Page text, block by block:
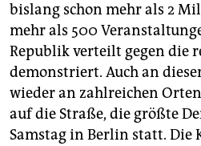
bislang schon mehr als 2
mehr als 500
Republik verteilt gegen die
demonstriert. Auch an
wieder an zahlreichen
auf die Straße, die größte
Samstag in Berlin statt. Die